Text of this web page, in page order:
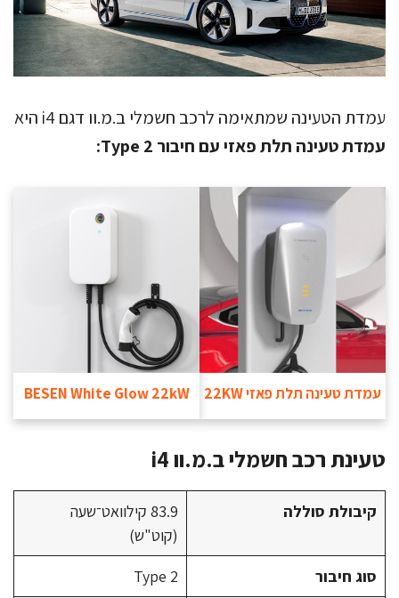
עמדת הטעינה שמתאימה לרכב חשמלי ב.מ.וו דגם i4 היא
עמדת טעינה תלת פאזי עם חיבור Type 2:
עמדת טעינה תלת פאזי 22KW BESEN White Glow 22kW
טעינת רכב חשמלי ב.מ.וו i4
קיבולת סוללה
83.9 קילוואט־שעה
(קוט"ש)
סוג חיבור
Type 2